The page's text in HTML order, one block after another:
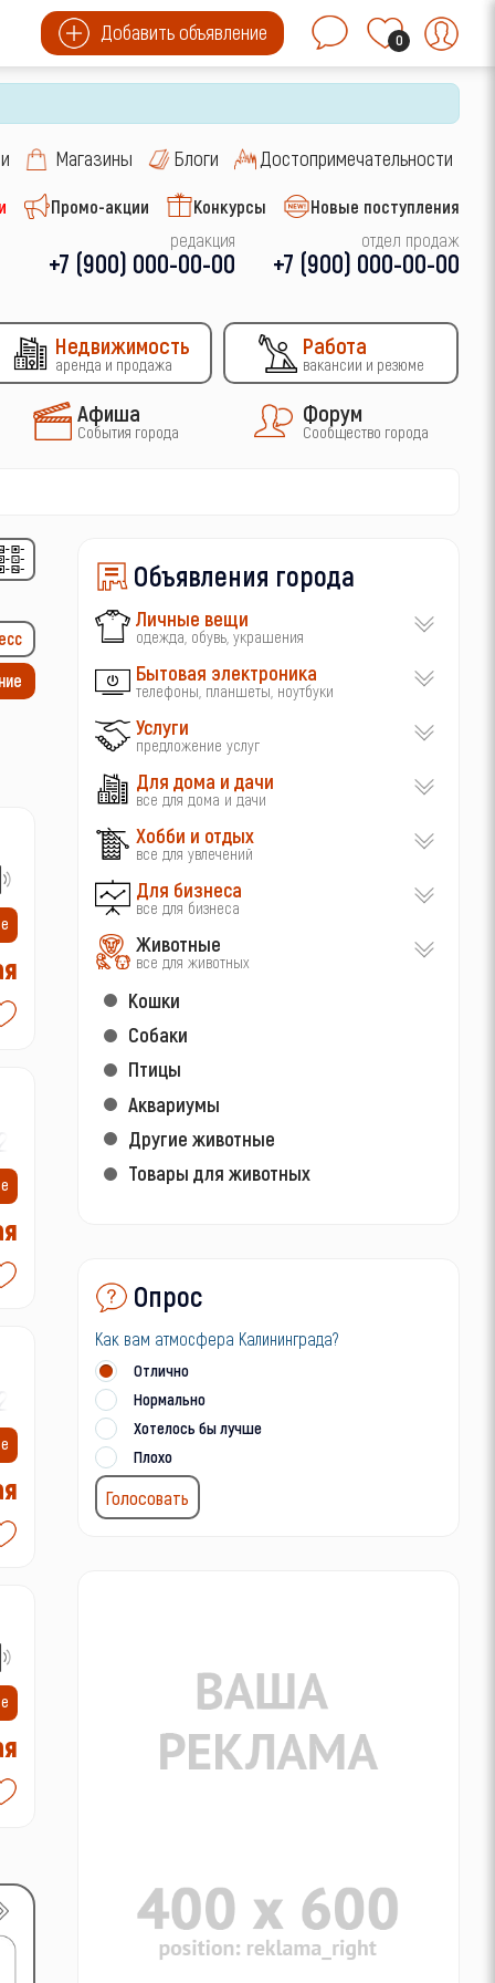
Добавить объявление 0
Магазины Блоги Достопримечательности
Промо-акции Конкурсы
Новые поступления
редакция
+7 (900) 000-00-00
отдел продаж
+7 (900) 000-00-00
Недвижимость
аренда и продажа
Работа
вакансии и резюме
Афиша
События города
Форум
Сообщество города
Объявления города
Личные вещи
одежда, обувь, украшения
Бытовая электроника
телефоны, планшеты, ноутбуки
Услуги
предложение услуг
Для дома и дачи
все для дома и дачи
Хобби и отдых
все для увлечений
Для бизнеса
все для бизнеса
Животные
все для животных
Кошки
Собаки
Птицы
Аквариумы
Другие животные
Товары для животных
Опрос
Как вам атмосфера Калининграда?
Отлично
Нормально
Хотелось бы лучше
Плохо